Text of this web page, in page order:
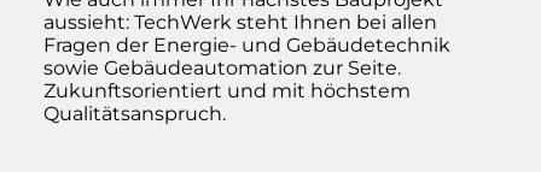
aussieht: TechWerk steht Ihnen bei allen
Fragen der Energie- und Gebäudetechnik
sowie Gebäudeautomation zur Seite.
Zukunftsorientiert und mit höchstem
Qualitätsanspruch.